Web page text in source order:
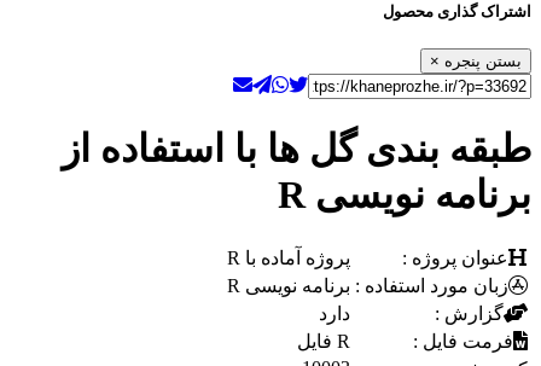
اشتراک گذاری محصول
بستن پنجره ×
طبقه بندی گل ها با استفاده از
برنامه نویسی R
عنوان پروژه :
پروژه آماده با R
زبان مورد استفاده : برنامه نویسی R
گزارش :
دارد
فرمت فایل :
R فایل